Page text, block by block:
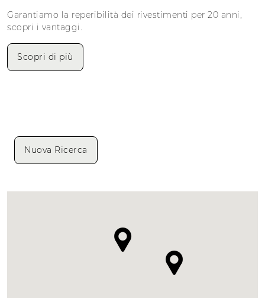
Garantiamo la reperibilità dei rivestimenti per 20 anni,
scopri i vantaggi.
Scopri di più
Nuova Ricerca